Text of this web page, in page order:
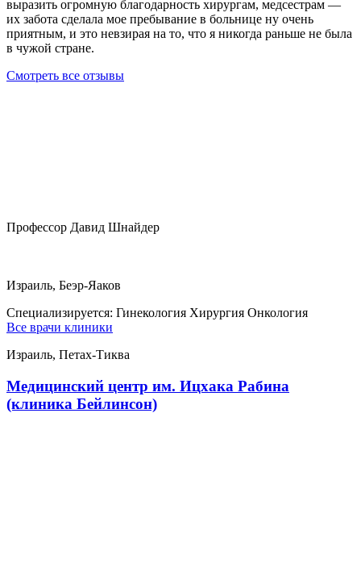
выразить огромную благодарность хирургам, медсестрам —
их забота сделала мое пребывание в больнице ну очень
приятным, и это невзирая на то, что я никогда раньше не была
в чужой стране.
Смотреть все отзывы
Профессор Давид Шнайдер
Израиль, Беэр-Яаков
Специализируется: Гинекология Хирургия Онкология
Все врачи клиники
Израиль, Петах-Тиква
Медицинский центр им. Ицхака Рабина
(клиника Бейлинсон)